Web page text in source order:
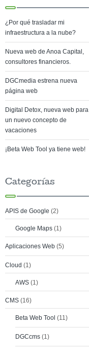
¿Por qué trasladar mi
infraestructura a la nube?
Nueva web de Anoa Capital,
consultores financieros.
DGCmedia estrena nueva
página web
Digital Detox, nueva web para
un nuevo concepto de
vacaciones
¡Beta Web Tool ya tiene web!
Categorías
APIS de Google (2)
Google Maps (1)
Aplicaciones Web (5)
Cloud (1)
AWS (1)
CMS (16)
Beta Web Tool (11)
DGCcms (1)